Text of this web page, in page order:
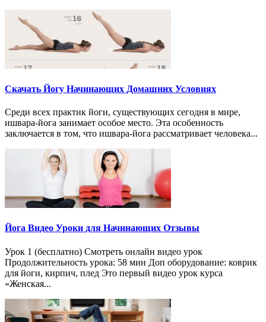
Скачать Йогу Начинающих Домашних Условиях
Среди всех практик йоги, существующих сегодня в мире,
ишвара-йога занимает особое место. Эта особенность
заключается в том, что ишвара-йога рассматривает человека...
Йога Видео Уроки для Начинающих Отзывы
Урок 1 (бесплатно) Смотреть онлайн видео урок
Продолжительность урока: 58 мин Доп оборудование: коврик
для йоги, кирпич, плед Это первый видео урок курса
«Женская...